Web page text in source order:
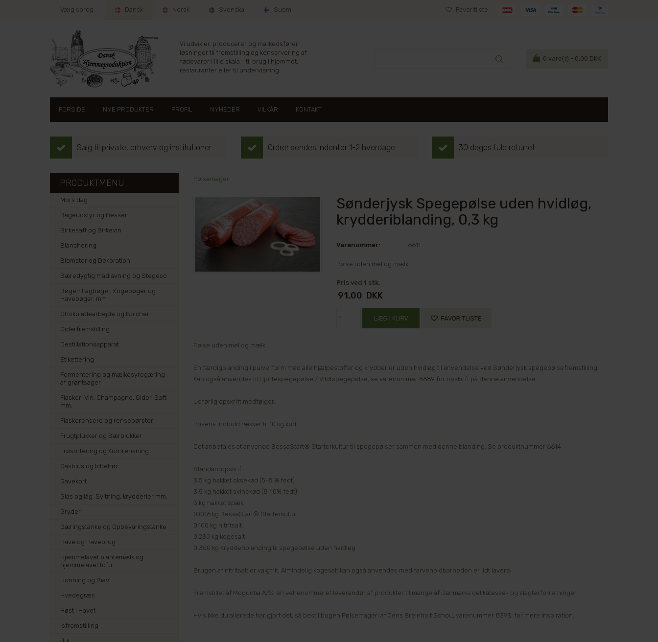
Vælg sprog: Dansk Norsk Svenska Suomi Favoritliste
Vi udvikler, producerer og markedsfører
løsninger til fremstilling og konservering af
fødevarer i lille skala - til brug i hjemmet,
restauranter eller til undervisning.
0 vare(r) - 0,00 DKK
FORSIDE NYE PRODUKTER PROFIL NYHEDER VILKÅR KONTAKT
Salg til private, erhverv og institutioner Ordrer sendes indenfor 1-2 hverdage 30 dages fuld returret
Pølsemageri
Sønderjysk Spegepølse uden hvidløg,
krydderiblanding, 0,3 kg
Varenummer: 6611
Pølse uden mel og mælk.
Pris ved 1 stk.
91,00 DKK
Pølse uden mel og mælk.
En færdigblanding i pulverform med alle hjælpestoffer og krydderier uden hvidløg til anvendelse ved Sønderjysk spegepølsefremstilling.
Kan også anvendes til Hjortespegepølse / Vildtspegepølse, se varenummer 6689 for opskrift på denne anvendelse.
Udførlig opskrift medfølger.
Posens indhold rækker til 10 kg kød.
Det anbefales at anvende BessaStart® Starterkultur til spegepølser sammen med denne blanding. Se produktnummer 6614.
Standardopskrift:
3,5 kg hakket oksekød (5-8 % fedt)
3,5 kg hakket svinekød (8-10% fedt)
3 kg hakket spæk
0,006 kg BessaStart® Starterkultur
0,100 kg nitritsalt
0,230 kg kogesalt
0,300 kg Krydderiblanding til spegepølse uden hvidløg
Brugen af nitritsalt er valgfrit. Almindelig kogesalt kan også anvendes med farveholdbarheden er lidt lavere.
Fremstillet af Moguntia A/S, en velrenommeret leverandør af produkter til mange af Danmarks delikatesse- og slagterforretninger.
Hvis ikke du allerede har gjort det, så bestil bogen Pølsemageri af Jens Breinholt Schou, varenummer 8393, for mere inspiration.
PRODUKTMENU
Mors dag
Bageudstyr og Dessert
Birkesaft og Birkevin
Blanchering
Blomster og Dekoration
Bæredygtig madlavning og Stegeso
Bøger: Fagbøger, Kogebøger og
Havebøger, mm
Chokoladearbejde og Bolcheri
Ciderfremstilling
Destillationsapparat
Etikettering
Fermentering og mælkesyregæring
af grøntsager
Flasker: Vin, Champagne, Cider, Saft
mm.
Flaskerensere og rensebørster
Frugtplukker og Bærplukker
Frøsortering og Kornrensning
Gasblus og tilbehør
Gavekort
Glas og låg: Syltning, krydderier mm.
Gryder
Gæringstanke og Opbevaringstanke
Have og Havebrug
Hjemmelavet plantemælk og
hjemmelavet tofu
Honning og Biavl
Hvedegræs
Høst i Havet
Isfremstilling